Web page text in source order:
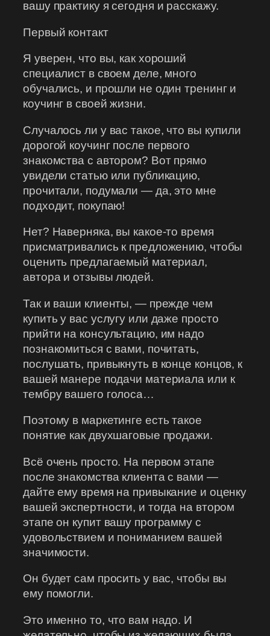
вашу практику я сегодня и расскажу.
Первый контакт
Я уверен, что вы, как хороший
специалист в своем деле, много
обучались, и прошли не один тренинг и
коучинг в своей жизни.
Случалось ли у вас такое, что вы купили
дорогой коучинг после первого
знакомства с автором? Вот прямо
увидели статью или публикацию,
прочитали, подумали — да, это мне
подходит, покупаю!
Нет? Наверняка, вы какое-то время
присматривались к предложению, чтобы
оценить предлагаемый материал,
автора и отзывы людей.
Так и ваши клиенты, — прежде чем
купить у вас услугу или даже просто
прийти на консультацию, им надо
познакомиться с вами, почитать,
послушать, привыкнуть в конце концов, к
вашей манере подачи материала или к
тембру вашего голоса…
Поэтому в маркетинге есть такое
понятие как двухшаговые продажи.
Всё очень просто. На первом этапе
после знакомства клиента с вами —
дайте ему время на привыкание и оценку
вашей экспертности, и тогда на втором
этапе он купит вашу программу с
удовольствием и пониманием вашей
значимости.
Он будет сам просить у вас, чтобы вы
ему помогли.
Это именно то, что вам надо. И